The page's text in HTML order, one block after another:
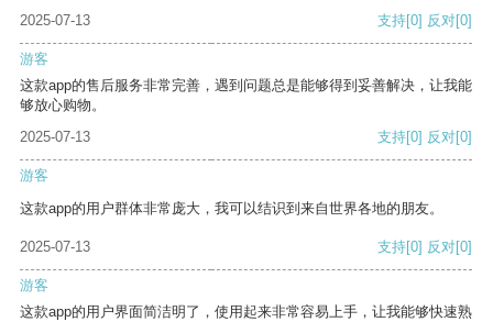
2025-07-13
支持[0] 反对[0]
游客
这款app的售后服务非常完善，遇到问题总是能够得到妥善解决，让我能
够放心购物。
2025-07-13
支持[0] 反对[0]
游客
这款app的用户群体非常庞大，我可以结识到来自世界各地的朋友。
2025-07-13 支持[0] 反对[0]
游客
这款app的用户界面简洁明了，使用起来非常容易上手，让我能够快速熟